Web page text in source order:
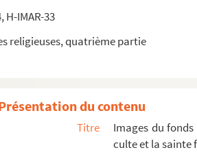
H-IMAR-33
religieuses, quatrième partie
du contenu
Titre
Images du
culte et la sainte